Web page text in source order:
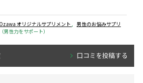
オリジナルサプリメント
男性のお悩みサプリ
男性力をサポート）
口コミを投稿する